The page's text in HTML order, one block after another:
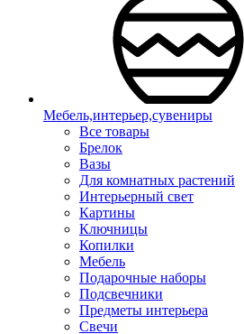
Мебель,интерьер,сувениры
Все товары
Брелок
Вазы
Для комнатных растений
Интерьерный свет
Картины
Ключницы
Копилки
Мебель
Подарочные наборы
Подсвечники
Предметы интерьера
Свечи